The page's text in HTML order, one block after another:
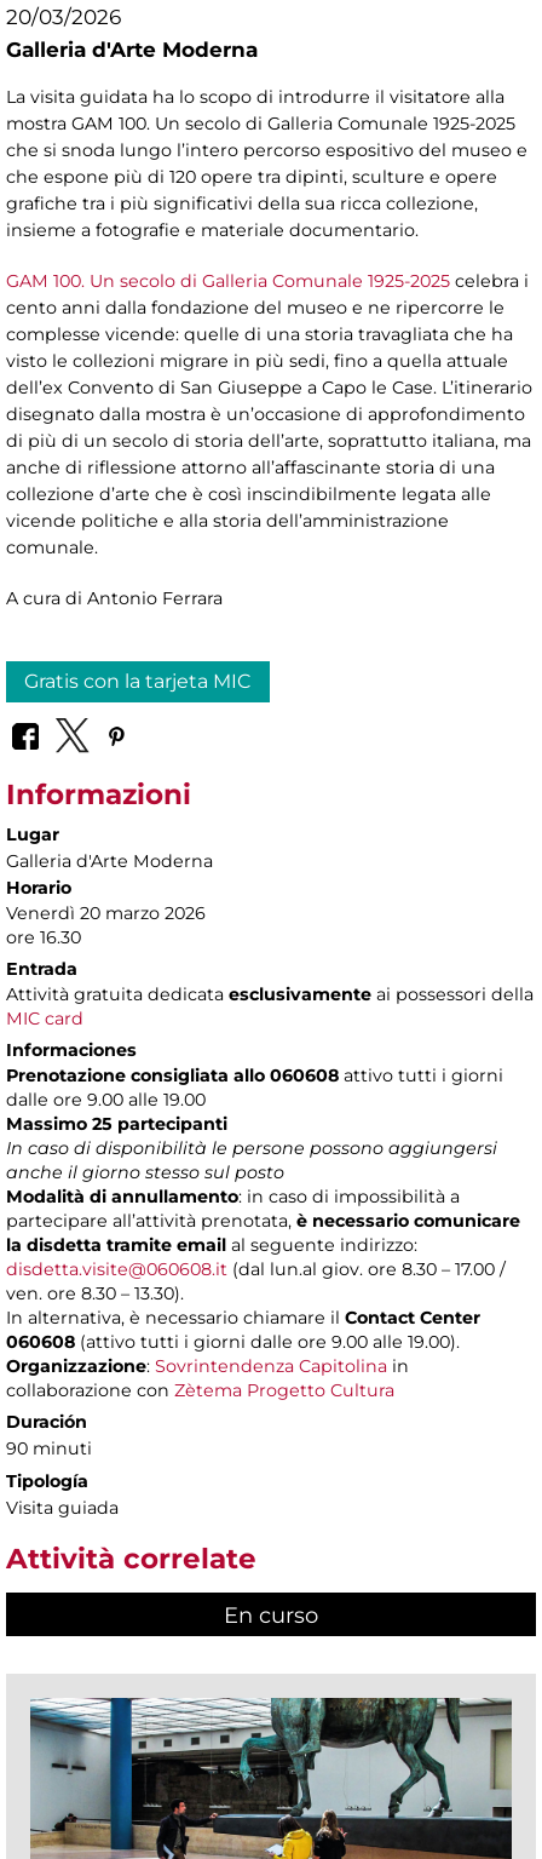
20/03/2026
Galleria d'Arte Moderna
La visita guidata ha lo scopo di introdurre il visitatore alla
mostra GAM 100. Un secolo di Galleria Comunale 1925-2025
che si snoda lungo l’intero percorso espositivo del museo e
che espone più di 120 opere tra dipinti, sculture e opere
grafiche tra i più significativi della sua ricca collezione,
insieme a fotografie e materiale documentario.
GAM 100. Un secolo di Galleria Comunale 1925-2025 celebra i
cento anni dalla fondazione del museo e ne ripercorre le
complesse vicende: quelle di una storia travagliata che ha
visto le collezioni migrare in più sedi, fino a quella attuale
dell’ex Convento di San Giuseppe a Capo le Case. L’itinerario
disegnato dalla mostra è un’occasione di approfondimento
di più di un secolo di storia dell’arte, soprattutto italiana, ma
anche di riflessione attorno all’affascinante storia di una
collezione d’arte che è così inscindibilmente legata alle
vicende politiche e alla storia dell’amministrazione
comunale.
A cura di Antonio Ferrara
Gratis con la tarjeta MIC
Informazioni
Lugar
Galleria d'Arte Moderna
Horario
Venerdì 20 marzo 2026
ore 16.30
Entrada
Attività gratuita dedicata esclusivamente ai possessori della
MIC card
Informaciones
Prenotazione consigliata allo 060608 attivo tutti i giorni
dalle ore 9.00 alle 19.00
Massimo 25 partecipanti
In caso di disponibilità le persone possono aggiungersi
anche il giorno stesso sul posto
Modalità di annullamento: in caso di impossibilità a
partecipare all’attività prenotata, è necessario comunicare
la disdetta tramite email al seguente indirizzo:
disdetta.visite@060608.it (dal lun.al giov. ore 8.30 – 17.00 /
ven. ore 8.30 – 13.30).
In alternativa, è necessario chiamare il Contact Center
060608 (attivo tutti i giorni dalle ore 9.00 alle 19.00).
Organizzazione: Sovrintendenza Capitolina in
collaborazione con Zètema Progetto Cultura
Duración
90 minuti
Tipología
Visita guiada
Attività correlate
En curso